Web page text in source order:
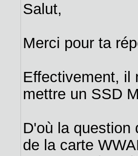
Salut,
Merci pour ta
Effectivement, il
mettre un SSD
D'où la question
de la carte